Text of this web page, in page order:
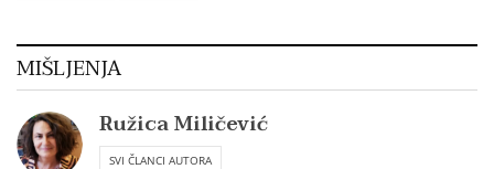
MIŠLJENJA
Ružica Miličević
SVI ČLANCI AUTORA